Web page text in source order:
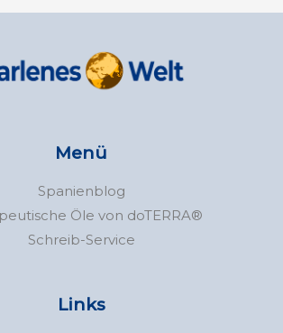
Menü
Spanienblog
Öle von doTERRA®
Schreib-Service
Links